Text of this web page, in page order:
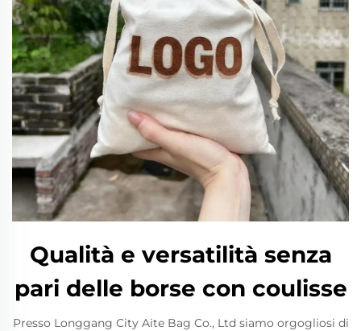
Qualità e versatilità senza
pari delle borse con coulisse
Presso Longgang City Aite Bag Co., Ltd siamo orgogliosi di